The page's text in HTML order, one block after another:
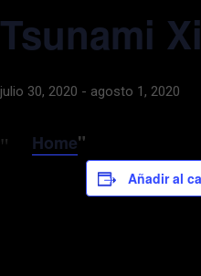
Tsunami
julio 30, 2020 - agosto 1, 2020
Home
Añadir al